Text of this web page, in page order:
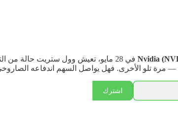
Nvidia
في 28 مايو، تعيش وول ستريت حالة
مرة تلو الأخرى. فهل يواصل السهم اندفاعه
اشترك